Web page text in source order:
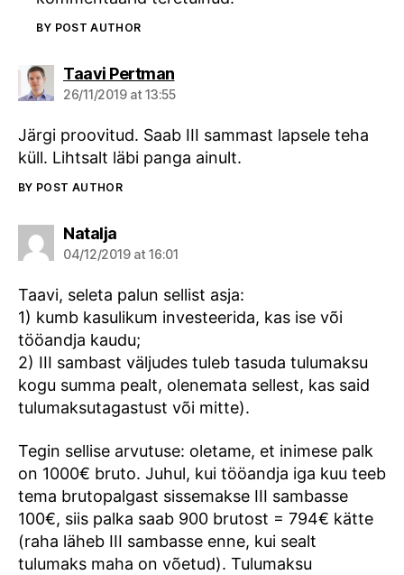
BY POST AUTHOR
Taavi Pertmansays:
26/11/2019 at 13:55
Järgi proovitud. Saab III sammast lapsele teha
küll. Lihtsalt läbi panga ainult.
BY POST AUTHOR
Nataljasays:
04/12/2019 at 16:01
Taavi, seleta palun sellist asja:
1) kumb kasulikum investeerida, kas ise või
tööandja kaudu;
2) III sambast väljudes tuleb tasuda tulumaksu
kogu summa pealt, olenemata sellest, kas said
tulumaksutagastust või mitte).
Tegin sellise arvutuse: oletame, et inimese palk
on 1000€ bruto. Juhul, kui tööandja iga kuu teeb
tema brutopalgast sissemakse III sambasse
100€, siis palka saab 900 brutost = 794€ kätte
(raha läheb III sambasse enne, kui sealt
tulumaks maha on võetud). Tulumaksu